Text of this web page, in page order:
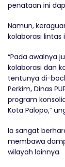
penataan ini
Namun,
kolaborasi lintas
“Pada awalnya
kolaborasi dan
tentunya di-
Perkim, Dinas
program
Kota Palopo,”
Ia sangat
membawa
wilayah lainnya.